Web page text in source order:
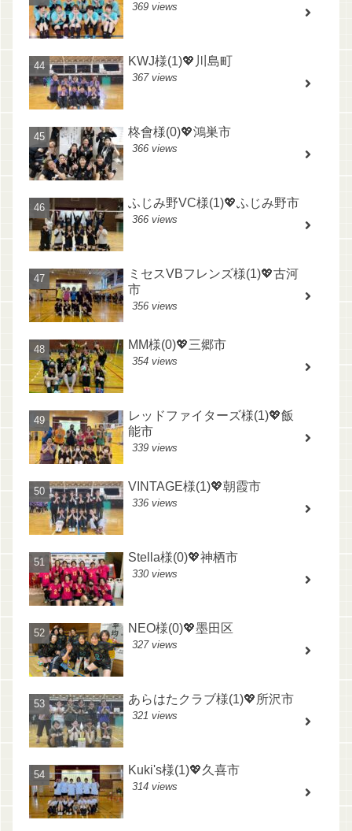
369 views
KWJ様(1)💖川島町
367 views
柊會様(0)💖鴻巣市
366 views
ふじみ野VC様(1)💖ふじみ野市
366 views
ミセスVBフレンズ様(1)💖古河
市
356 views
MM様(0)💖三郷市
354 views
レッドファイターズ様(1)💖飯
能市
339 views
VINTAGE様(1)💖朝霞市
336 views
Stella様(0)💖神栖市
330 views
NEO様(0)💖墨田区
327 views
あらはたクラブ様(1)💖所沢市
321 views
Kuki's様(1)💖久喜市
314 views